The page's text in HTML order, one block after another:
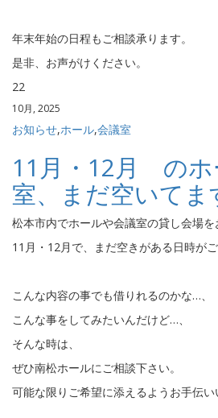
年末年始の日程もご相談承ります。
是非、お声がけください。
22
10月, 2025
お知らせ,ホール,会議室
11月・12月 のホ
室、まだ空いてま
松本市内でホールや会議室の貸し会場を
11月・12月で、まだ空きがある日時がご
こんな内容の事でも借りれるのかな…、
こんな事をしてみたいんだけど…、
そんな時は、
ぜひ南松ホールにご相談下さい。
可能な限りご希望に添えるようお手伝い